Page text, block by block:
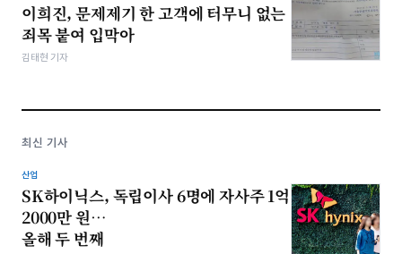
이희진, 문제제기 한 고객에 터무니 없는
죄목 붙여 입막아
김태현 기자
최신 기사
산업
SK하이닉스, 독립이사 6명에 자사주 1억
2000만 원…
올해 두 번째